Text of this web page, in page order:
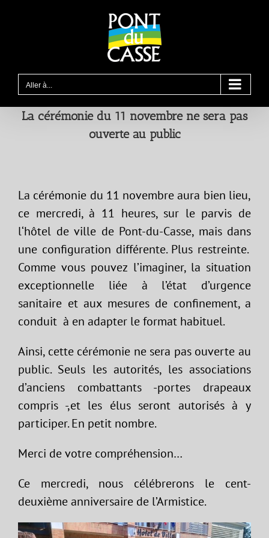
Aller à...
La cérémonie du 11 novembre ne sera pas
ouverte au public
La cérémonie du 11 novembre aura bien lieu,
ce mercredi, à 11 heures, sur le parvis de
l‘hôtel de ville de Pont-du-Casse, mais dans
une configuration différente. Plus restreinte.
Comme vous pouvez l’imaginer, la situation
exceptionnelle liée à l’état d’urgence
sanitaire et aux mesures de confinement, a
conduit à en adapter le format habituel.
Ainsi, cette cérémonie ne sera pas ouverte au
public. Seuls les autorités, les associations
d’anciens combattants -portes drapeaux
compris -,et les élus seront autorisés à y
participer. En petit nombre.
Merci de votre compréhension…
Ce mercredi, nous célébrerons le cent-
deuxième anniversaire de l’Armistice.